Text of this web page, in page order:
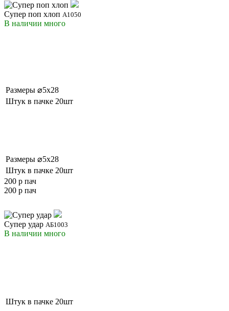
Супер поп хлоп А1050
В наличии много
Размеры ⌀5x28
Штук в пачке 20шт
Размеры ⌀5x28
Штук в пачке 20шт
200 р пач
200 р пач
Супер удар АБ1003
В наличии много
Штук в пачке 20шт